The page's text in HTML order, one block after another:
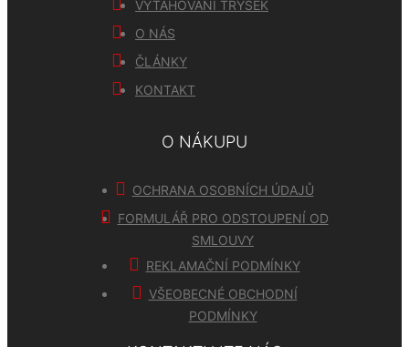
VYTAHOVÁNÍ TRYSEK
O NÁS
ČLÁNKY
KONTAKT
O NÁKUPU
OCHRANA OSOBNÍCH ÚDAJŮ
FORMULÁŘ PRO ODSTOUPENÍ OD
SMLOUVY
REKLAMAČNÍ PODMÍNKY
VŠEOBECNÉ OBCHODNÍ
PODMÍNKY